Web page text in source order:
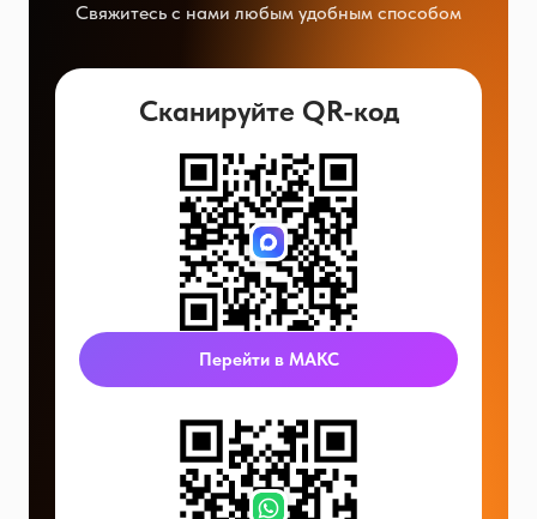
Свяжитесь с нами любым удобным способом
Сканируйте QR-код
Перейти в МАКС